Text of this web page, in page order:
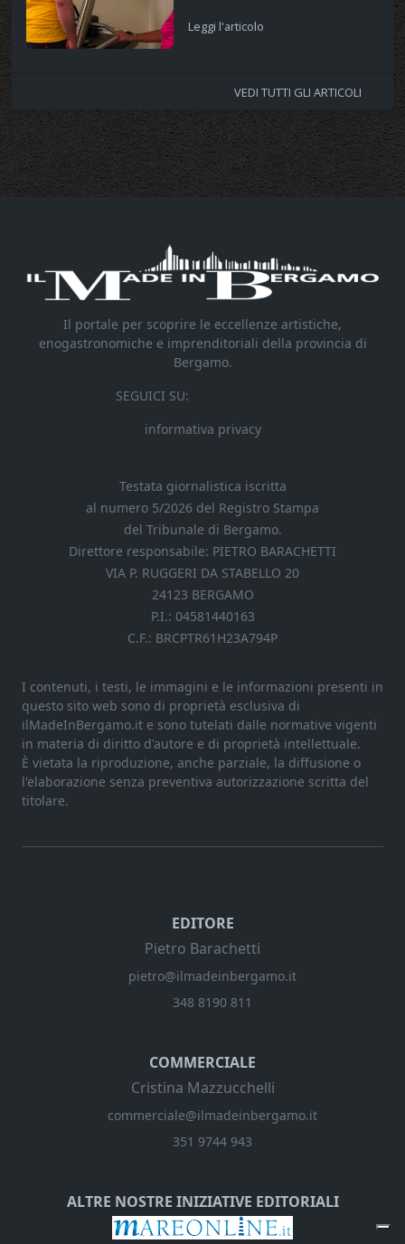
Leggi l'articolo
VEDI TUTTI GLI ARTICOLI
Il portale per scoprire le eccellenze artistiche,
enogastronomiche e imprenditoriali della provincia di
Bergamo.
SEGUICI SU:
informativa privacy
Testata giornalistica iscritta
al numero 5/2026 del Registro Stampa
del Tribunale di Bergamo.
Direttore responsabile: PIETRO BARACHETTI
VIA P. RUGGERI DA STABELLO 20
24123 BERGAMO
P.I.: 04581440163
C.F.: BRCPTR61H23A794P
I contenuti, i testi, le immagini e le informazioni presenti in
questo sito web sono di proprietà esclusiva di
ilMadeInBergamo.it e sono tutelati dalle normative vigenti
in materia di diritto d'autore e di proprietà intellettuale.
È vietata la riproduzione, anche parziale, la diffusione o
l'elaborazione senza preventiva autorizzazione scritta del
titolare.
EDITORE
Pietro Barachetti
pietro@ilmadeinbergamo.it
348 8190 811
COMMERCIALE
Cristina Mazzucchelli
commerciale@ilmadeinbergamo.it
351 9744 943
ALTRE NOSTRE INIZIATIVE EDITORIALI